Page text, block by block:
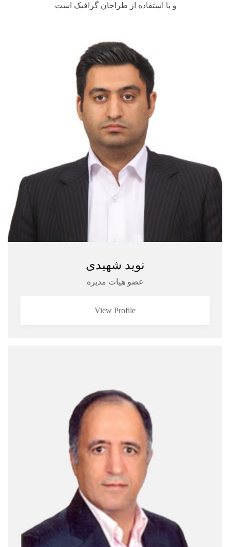
و با استفاده از طراحان گرافیک است.
نوید شهیدی
عضو هیات مدیره
View Profile